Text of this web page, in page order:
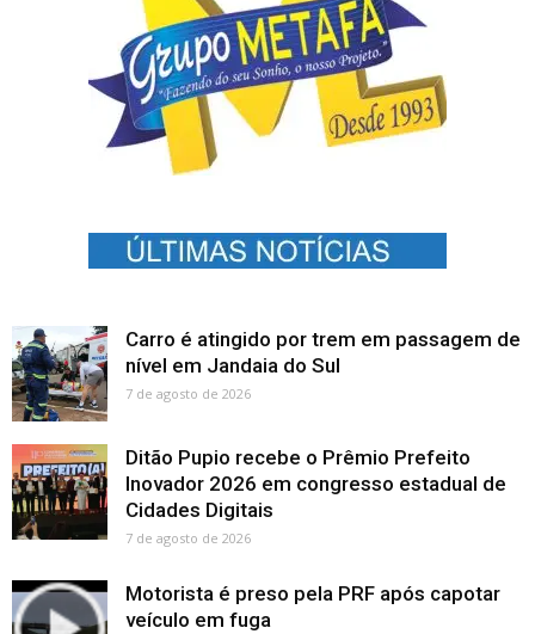
Carro é atingido por trem em passagem de
nível em Jandaia do Sul
7 de agosto de 2026
Ditão Pupio recebe o Prêmio Prefeito
Inovador 2026 em congresso estadual de
Cidades Digitais
7 de agosto de 2026
Motorista é preso pela PRF após capotar
veículo em fuga